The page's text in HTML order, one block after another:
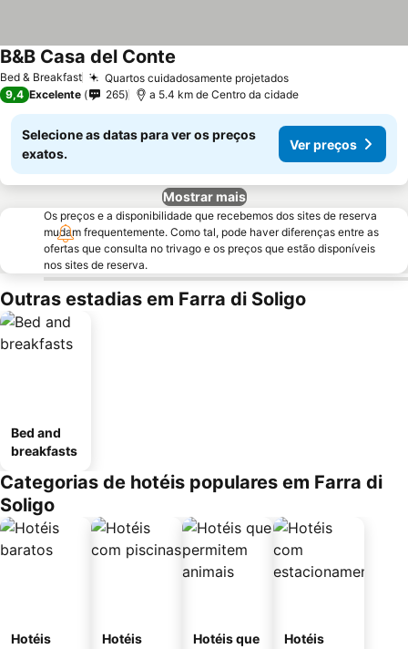
Bed & Breakfast Quartos cuidadosamente projetados
B&B Casa del Conte
9,4 Excelente 265 a 5.4 km de Centro da cidade
Selecione as datas para ver os preços
exatos.
Ver preços
Mostrar mais
Os preços e a disponibilidade que recebemos dos sites de reserva
mudam frequentemente. Como tal, pode haver diferenças entre as
ofertas que consulta no trivago e os preços que estão disponíveis
nos sites de reserva.
Outras estadias em Farra di Soligo
Bed and
breakfasts
Categorias de hotéis populares em Farra di
Soligo
Hotéis
Hotéis
Hotéis que
Hotéis